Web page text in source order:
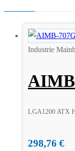
Industrie
LGA1200 ATX
298,76 €